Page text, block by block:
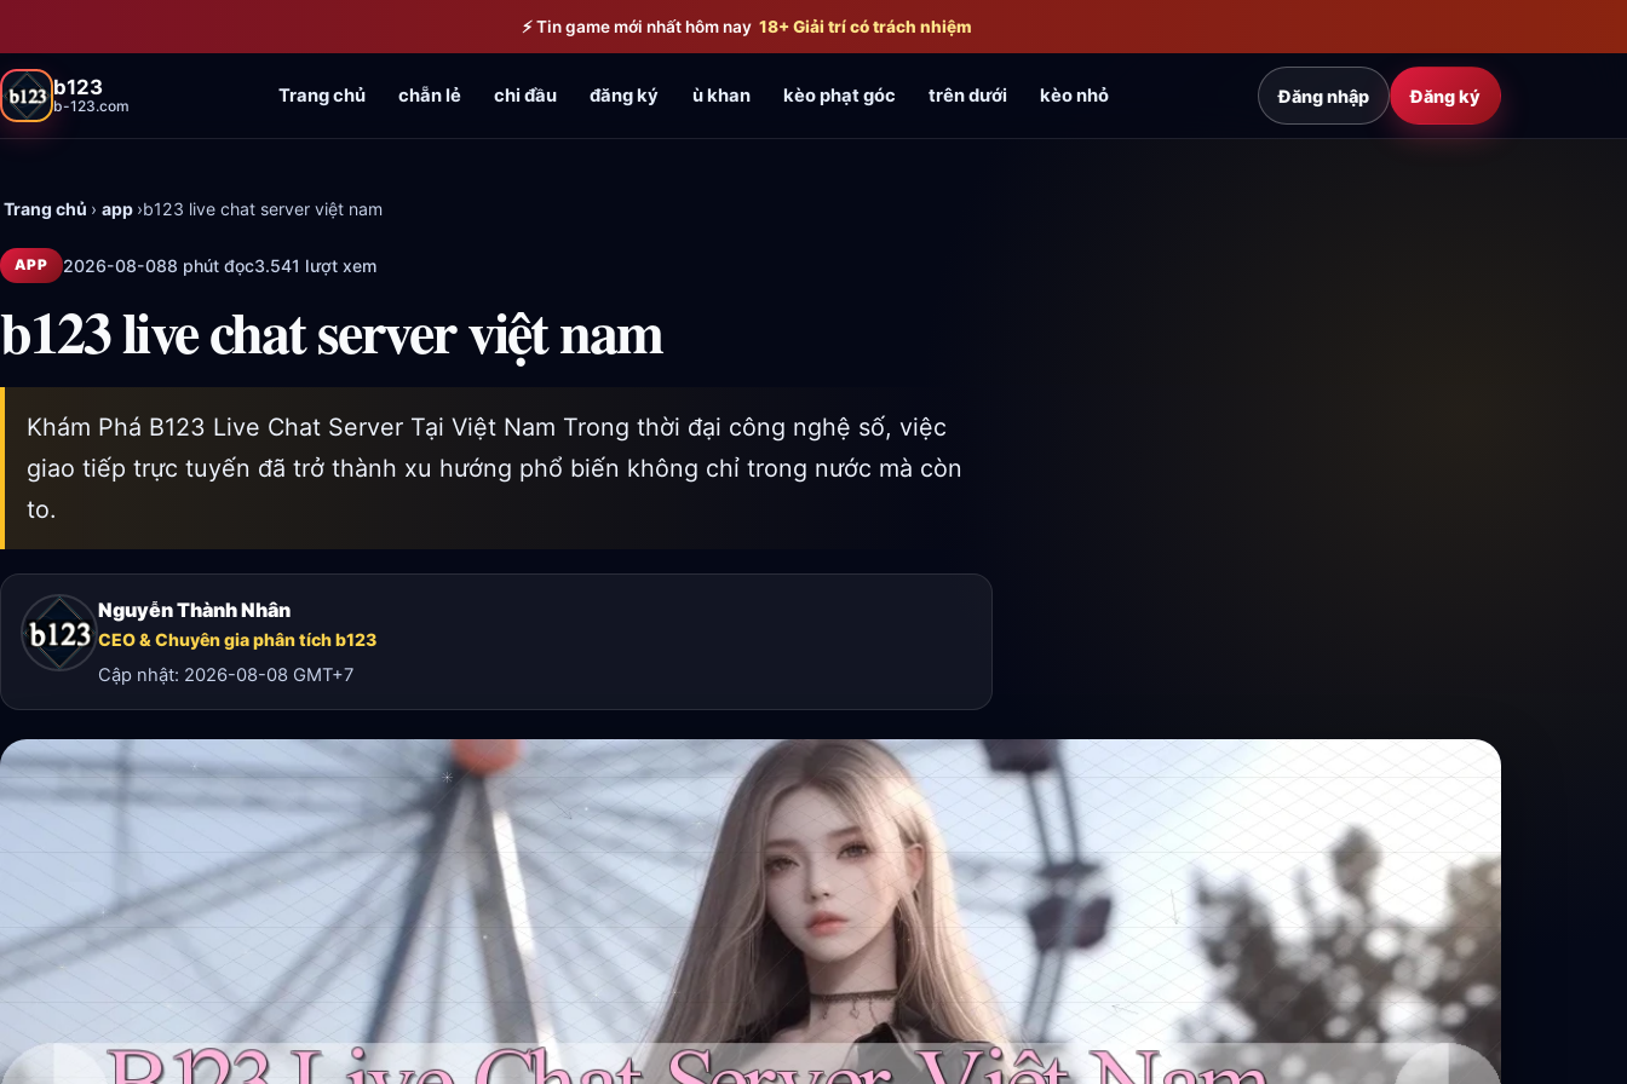
⚡ Tin game mới nhất hôm nay 18+ Giải trí có trách nhiệm
b123
b-123.com Trang chủ chẵn lẻ chi đầu đăng ký ù khan kèo phạt góc trên dưới kèo nhỏ Đăng nhập Đăng ký
Trang chủ › app ›b123 live chat server việt nam
APP 2026-08-088 phút đọc3.541 lượt xem
b123 live chat server việt nam
Khám Phá B123 Live Chat Server Tại Việt Nam Trong thời đại công nghệ số, việc
giao tiếp trực tuyến đã trở thành xu hướng phổ biến không chỉ trong nước mà còn
to.
Nguyễn Thành Nhân
CEO & Chuyên gia phân tích b123
Cập nhật: 2026-08-08 GMT+7